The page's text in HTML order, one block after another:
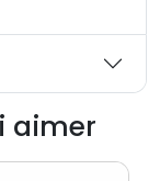
aimer